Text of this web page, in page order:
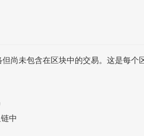
尚未包含在区块中的交易。这是每个
中